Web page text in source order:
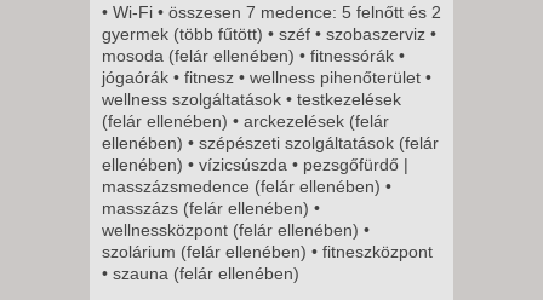
2027. FEBRUÁR 04.,
CSÜTÖRTÖK -
8 NAP / 7 ÉJSZAKA
2027. FEBRUÁR 08., HÉTFŐ -
11 NAP / 10 ÉJSZAKA
2027. FEBRUÁR 08., HÉTFŐ -
8 NAP / 7 ÉJSZAKA
2027. FEBRUÁR 11.,
CSÜTÖRTÖK -
• Wi-Fi • összesen 7 medence: 5 felnőtt és 2
gyermek (több fűtött) • széf • szobaszerviz •
mosoda (felár ellenében) • fitnessórák •
jógaórák • fitnesz • wellness pihenőterület •
wellness szolgáltatások • testkezelések
(felár ellenében) • arckezelések (felár
ellenében) • szépészeti szolgáltatások (felár
ellenében) • vízicsúszda • pezsgőfürdő |
masszázsmedence (felár ellenében) •
masszázs (felár ellenében) •
wellnessközpont (felár ellenében) •
szolárium (felár ellenében) • fitneszközpont
• szauna (felár ellenében)